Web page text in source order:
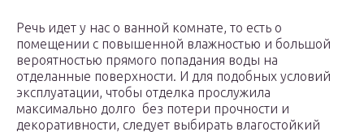
Речь идет у нас о ванной комнате, то есть о
помещении с повышенной влажностью и большой
вероятностью прямого попадания воды на
отделанные поверхности. И для подобных условий
эксплуатации, чтобы отделка прослужила
максимально долго без потери прочности и
декоративности, следует выбирать влагостойкий